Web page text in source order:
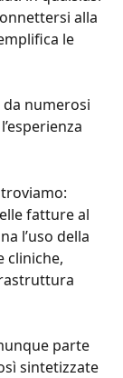
alla
le
numerosi
fatture al
l’uso della
cliniche,
parte
sintetizzate